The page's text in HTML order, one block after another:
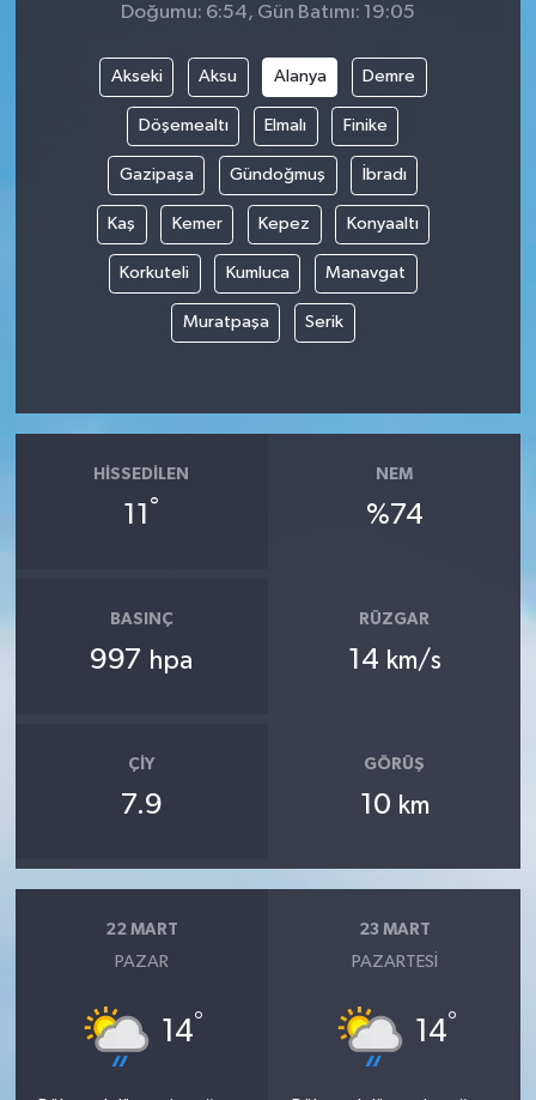
Doğumu: 6:54, Gün Batımı: 19:05
Akseki Aksu Alanya Demre
Döşemealtı Elmalı Finike
Gazipaşa Gündoğmuş İbradı
Kaş Kemer Kepez Konyaaltı
Korkuteli Kumluca Manavgat
Muratpaşa Serik
HISSEDILEN
11 °
NEM
%74
BASINÇ
997 hpa
RÜZGAR
14 km/s
ÇIY
7.9
GÖRÜŞ
10 km
22 MART
PAZAR
14°
23 MART
PAZARTESI
14°